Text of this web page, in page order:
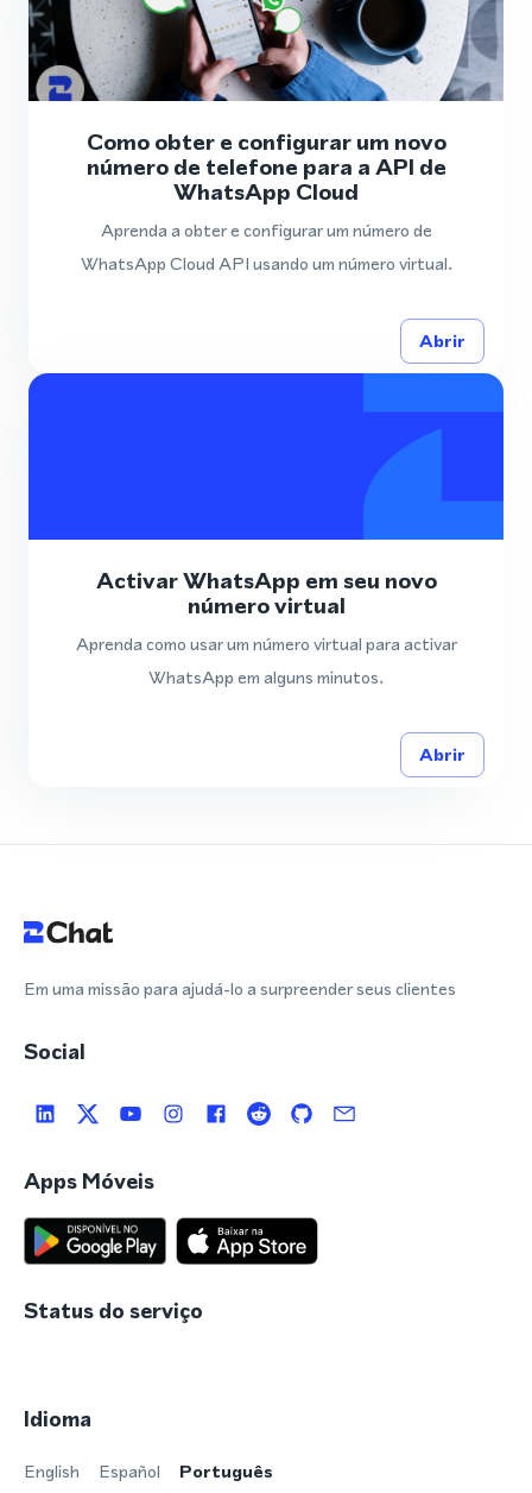
Como obter e configurar um novo
número de telefone para a API de
WhatsApp Cloud
Aprenda a obter e configurar um número de
WhatsApp Cloud API usando um número virtual.
Abrir
Activar WhatsApp em seu novo
número virtual
Aprenda como usar um número virtual para activar
WhatsApp em alguns minutos.
Abrir
Em uma missão para ajudá-lo a surpreender seus clientes
Social
Apps Móveis
Status do serviço
Idioma
English Español Português